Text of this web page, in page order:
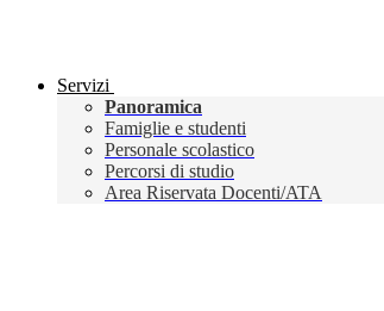
Servizi
Panoramica
Famiglie e studenti
Personale scolastico
Percorsi di studio
Area Riservata Docenti/ATA